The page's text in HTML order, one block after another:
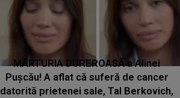
MĂRTURIA DUREROASĂ a Alinei
Pușcău! A aflat că suferă de cancer
datorită prietenei sale, Tal Berkovich,